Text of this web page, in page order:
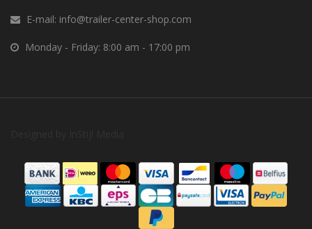
E-mail: info@trailer-center-shop.com
Monday - Friday: 8:00 am - 17:00 pm